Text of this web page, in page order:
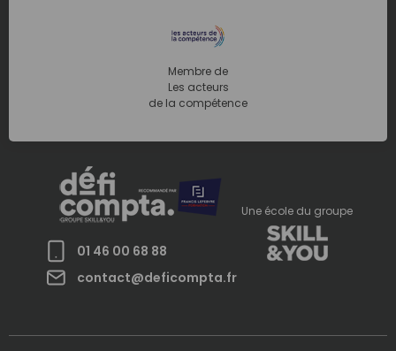
Membre de
Les acteurs
de la compétence
01 46 00 68 88
contact@deficompta.fr
Une école du groupe